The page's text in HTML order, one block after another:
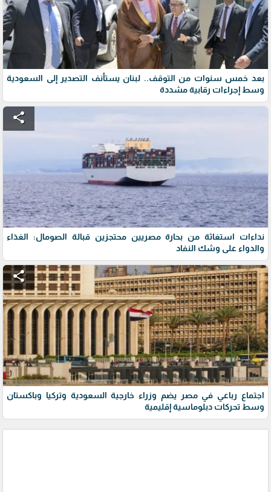
بعد خمس سنوات من التوقف.. لبنان يستأنف التصدير إلى السعودية
وسط إجراءات رقابية مشددة
share
نداءات استغاثة من بحارة مصريين محتجزين قبالة الصومال: الغذاء
والدواء على وشك النفاد
share
اجتماع رباعي في مصر يضم وزراء خارجية السعودية وتركيا وباكستان
وسط تحركات دبلوماسية إقليمية